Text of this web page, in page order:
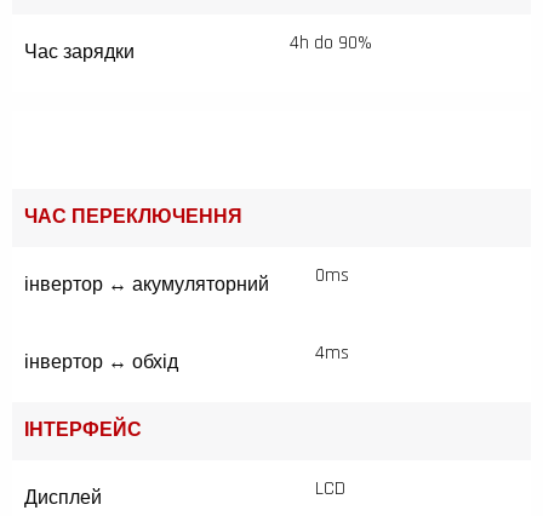
Час зарядки 4h do 90%
ЧАС ПЕРЕКЛЮЧЕННЯ
інвертор ↔ акумуляторний 0ms
інвертор ↔ обхід 4ms
ІНТЕРФЕЙС
Дисплей LCD